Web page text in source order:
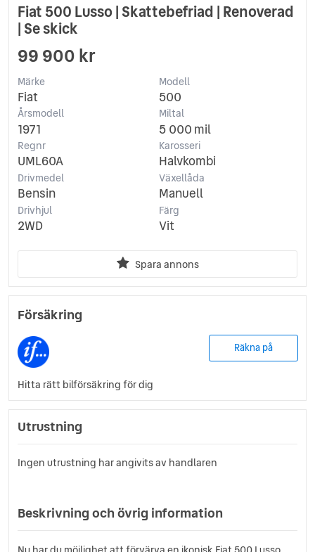
Fiat 500 Lusso | Skattebefriad | Renoverad
| Se skick
99 900 kr
Märke
Fiat
Modell
500
Årsmodell
1971
Miltal
5 000 mil
Regnr
UML60A
Karosseri
Halvkombi
Drivmedel
Bensin
Växellåda
Manuell
Drivhjul
2WD
Färg
Vit
Spara annons
Försäkring
Räkna på
Hitta rätt bilförsäkring för dig
Utrustning
Ingen utrustning har angivits av handlaren
Beskrivning och övrig information